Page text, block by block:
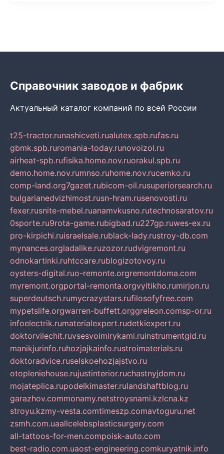
Справочник заводов и фабрик
Актуальный каталог компаний по всей России
t25-tractor.runashicveti.rualutex.spb.rufas.ru
gbmk.spb.ruromania-today.runovoizol.ru
airheat-spb.rufisika.home.nov.ruorakul.spb.ru
demo.home.nov.rumnso.ruhome.nov.rucemko.ru
comp-land.org7gazet.rubicom-oil.rusuperiorsearch.ru
bulgarianedvizhimost.rusn-hram.rusenovosti.ru
fexer.rusnite-mebel.ruanamvkusno.rutechnosaratov.ru
0sporte.ru9rota-game.rubigbad.ru227gp.ruwes-ex.ru
pro-kirpichi.ruisraelsale.rublack-lady.rustroy-db.com
mynances.orgladalike.ruzozor.rudvigremont.ru
odnokartinki.ruhtccare.rublogizotovoy.ru
oysters-digital.ruo-remonte.orgremontdoma.com
myremont.orgportal-remonta.orgvyitikho.rumirjon.ru
superdeutsch.rumycrazystars.rufilosofyfree.com
mypetslife.orgwarren-buffett.orggreleon.comsp-or.ru
infoelectrik.rumaterialexpert.rudetkiexpert.ru
doktorvilechit.ruvsesvoimirykami.ruinstrumentgid.ru
manikjurinfo.ruhozjajkainfo.rustroimaterials.ru
doktoradvice.ruselskoehozjajstvo.ru
otopleniehouse.rujustinterior.ruchastnyjdom.ru
mojateplica.rupodelkimaster.rulandshaftblog.ru
garazhov.commonamy.netstroysnami.kzlcna.kz
stroyu.kzmy-vesta.comtimeszp.comavtoguru.net
zsmh.com.uaallcelebsplasticsurgery.com
all-tattoos-for-men.compoisk-auto.com
best-radio.com.uaost-engineering.comkuryatnik.info